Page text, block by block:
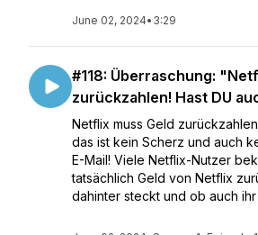
June 02, 2024• 3:29
#118: Überraschung:
zurückzahlen! Hast DU
Netflix muss Geld zurückzahlen
das ist kein Scherz und auch
E-Mail! Viele Netflix-Nutzer
tatsächlich Geld von Netflix
dahinter steckt und ob auch ihr